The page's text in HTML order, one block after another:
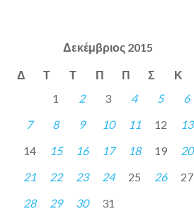
Δεκέμβριος 2015
Δ Τ Τ Π Π Σ Κ
1 2 3 4 5
6
7
8 9 10 11 12
13
14
15 16 17 18 19
20
21
22 23 24 25 26
27
28
29 30 31